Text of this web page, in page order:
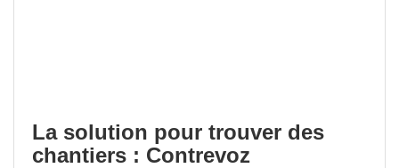
La solution pour trouver des
chantiers : Contrevoz